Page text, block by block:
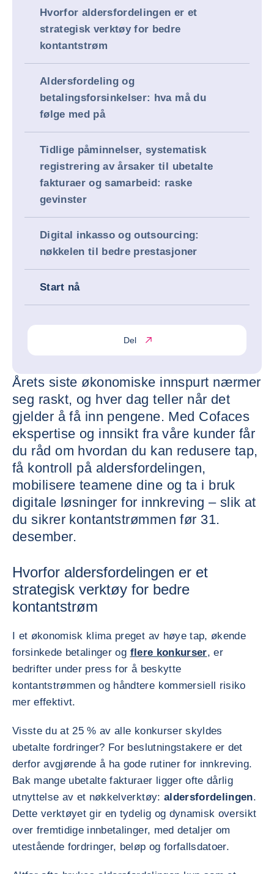
Hvorfor aldersfordelingen er et
strategisk verktøy for bedre
kontantstrøm
Aldersfordeling og
betalingsforsinkelser: hva må du
følge med på
Tidlige påminnelser, systematisk
registrering av årsaker til ubetalte
fakturaer og samarbeid: raske
gevinster
Digital inkasso og outsourcing:
nøkkelen til bedre prestasjoner
Start nå
Del
Årets siste økonomiske innspurt nærmer
seg raskt, og hver dag teller når det
gjelder å få inn pengene. Med Cofaces
ekspertise og innsikt fra våre kunder får
du råd om hvordan du kan redusere tap,
få kontroll på aldersfordelingen,
mobilisere teamene dine og ta i bruk
digitale løsninger for innkreving – slik at
du sikrer kontantstrømmen før 31.
desember.
Hvorfor aldersfordelingen er et
strategisk verktøy for bedre
kontantstrøm
I et økonomisk klima preget av høye tap, økende
forsinkede betalinger og flere konkurser, er
bedrifter under press for å beskytte
kontantstrømmen og håndtere kommersiell risiko
mer effektivt.
Visste du at 25 % av alle konkurser skyldes
ubetalte fordringer? For beslutningstakere er det
derfor avgjørende å ha gode rutiner for innkreving.
Bak mange ubetalte fakturaer ligger ofte dårlig
utnyttelse av et nøkkelverktøy: aldersfordelingen.
Dette verktøyet gir en tydelig og dynamisk oversikt
over fremtidige innbetalinger, med detaljer om
utestående fordringer, beløp og forfallsdatoer.